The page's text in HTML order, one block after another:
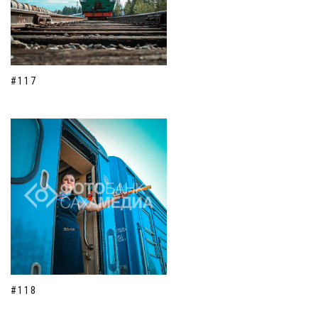
#117
#118